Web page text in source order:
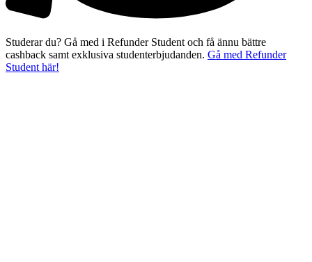
Studerar du? Gå med i Refunder Student och få ännu bättre
cashback samt exklusiva studenterbjudanden. Gå med Refunder
Student här!